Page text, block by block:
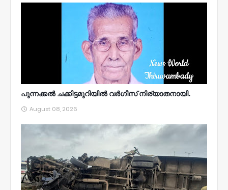
പുന്നക്കൽ ചക്കിട്ടമുറിയിൽ വർഗീസ് നിര്യാതനായി.
August 08, 2026